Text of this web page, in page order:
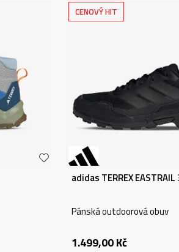
CENOVÝ HIT
adidas TERREX EASTRAIL
Pánská outdoorová obuv
1.499,00Kč